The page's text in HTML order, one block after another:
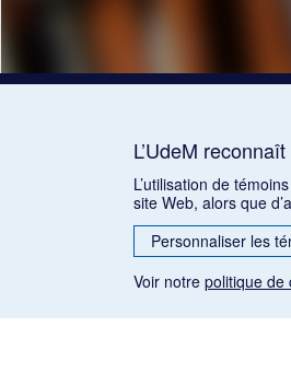
L’UdeM
L’utilisation de
site Web, alors que
Personnaliser les
Voir notre politique de